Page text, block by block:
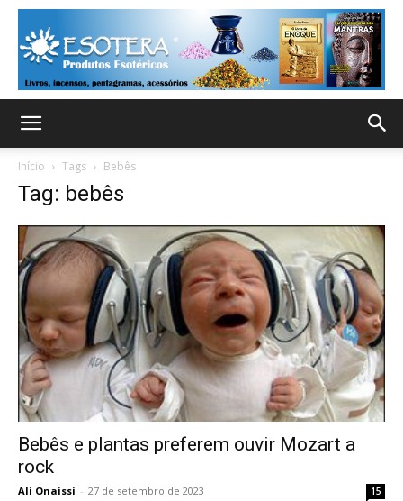
Início Tags Bebês
Tag: bebês
Bebês e plantas preferem ouvir Mozart a
rock
Ali Onaissi - 27 de setembro de 2023 15